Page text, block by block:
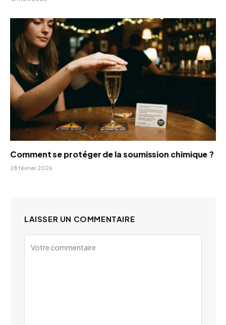
Comment se protéger de la soumission chimique ?
28 février 2026
LAISSER UN COMMENTAIRE